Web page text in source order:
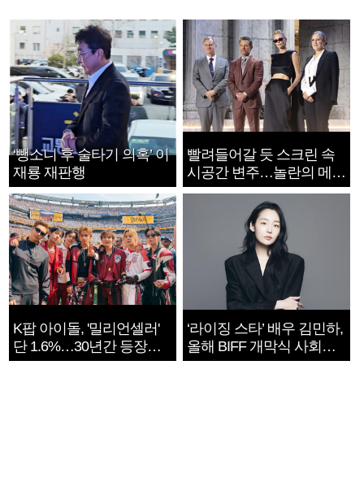
‘뺑소니 후 술타기 의혹’ 이
재룡 재판행
빨려들어갈 듯 스크린 속
시공간 변주…놀란의 메시
지는 ‘전쟁 속죄’
K팝 아이돌, '밀리언셀러'
단 1.6%…30년간 등장
1182개팀 전수조사
‘라이징 스타’ 배우 김민하,
올해 BIFF 개막식 사회자
확정